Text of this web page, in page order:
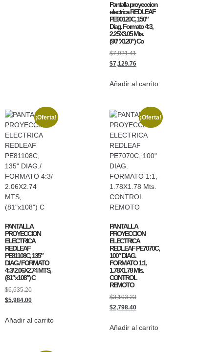
Pantalla proyeccion
electrica REDLEAF
PE90120C, 150″
Diag. Formato 4:3,
2.25X3.05 Mts.
(90″X120″) Co
$7,921.41
$7,129.76
Añadir al carrito
¡Oferta!
PANTALLA
PROYECCION
ELECTRICA
REDLEAF
PE81108C, 135″
DIAG./ FORMATO
4:3/ 2.06X2.74 MTS,
(81″x108″) C
$6,635.20
$5,984.00
Añadir al carrito
¡Oferta!
PANTALLA
PROYECCION
ELECTRICA
REDLEAF PE7070C,
100″ DIAG.
FORMATO 1:1,
1.78X1.78 Mts.
CONTROL
REMOTO
$3,103.23
$2,798.40
Añadir al carrito